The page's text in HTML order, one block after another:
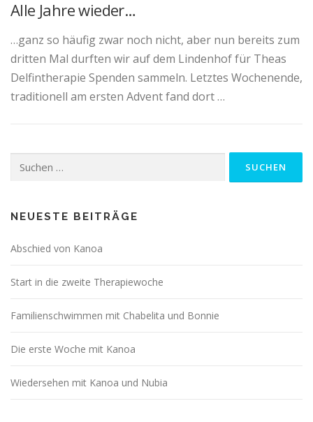
Alle Jahre wieder…
…ganz so häufig zwar noch nicht, aber nun bereits zum
dritten Mal durften wir auf dem Lindenhof für Theas
Delfintherapie Spenden sammeln. Letztes Wochenende,
traditionell am ersten Advent fand dort …
Suchen
NEUESTE BEITRÄGE
Abschied von Kanoa
Start in die zweite Therapiewoche
Familienschwimmen mit Chabelita und Bonnie
Die erste Woche mit Kanoa
Wiedersehen mit Kanoa und Nubia